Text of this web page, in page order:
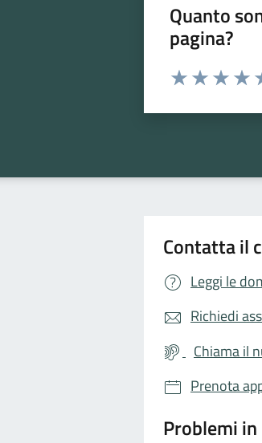
Quanto
pagina?
Valuta da 1 a 5
Contatta il
Leggi le
Richiedi
Chiama il
Prenota
Problemi